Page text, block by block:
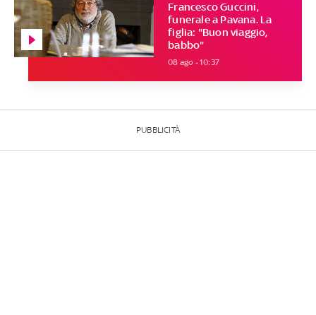
Francesco Guccini,
funerale a Pavana. La
figlia: "Buon viaggio,
babbo"
08 ago - 10:37
PUBBLICITÀ